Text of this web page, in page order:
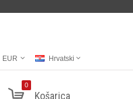
EUR Hrvatski
0
Košarica